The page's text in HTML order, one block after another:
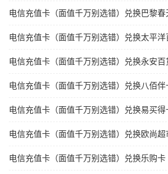
电信充值卡（面值千万别选错）兑换巴黎春
电信充值卡（面值千万别选错）兑换太平
电信充值卡（面值千万别选错）兑换永安百
电信充值卡（面值千万别选错）兑换八佰伴
电信充值卡（面值千万别选错）兑换易买得
电信充值卡（面值千万别选错）兑换欧尚超
电信充值卡（面值千万别选错）兑换乐购卡